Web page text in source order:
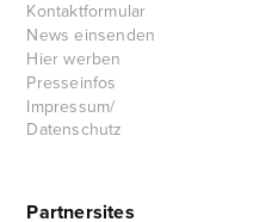
Kontaktformular
News einsenden
Hier werben
Presseinfos
Impressum/
Datenschutz
Partnersites